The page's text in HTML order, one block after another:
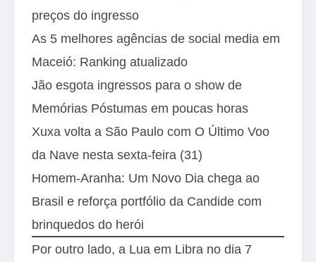
preços do ingresso
As 5 melhores agências de social media em
Maceió: Ranking atualizado
Jão esgota ingressos para o show de
Memórias Póstumas em poucas horas
Xuxa volta a São Paulo com O Último Voo
da Nave nesta sexta-feira (31)
Homem-Aranha: Um Novo Dia chega ao
Brasil e reforça portfólio da Candide com
brinquedos do herói
Por outro lado, a Lua em Libra no dia 7